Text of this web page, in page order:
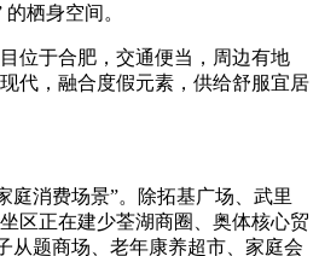
栖身空间。
于合肥，交通便当，周边有地
代，融合度假元素，供给舒服宜居
消费场景”。除拓基广场、武里
区正在建少荃湖商圈、奥体核心贸
从题商场、老年康养超市、家庭会